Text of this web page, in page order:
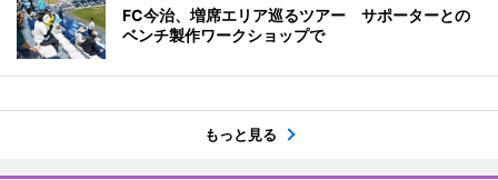
FC今治、増席エリア巡るツアー サポーターとの
ベンチ製作ワークショップで
もっと見る